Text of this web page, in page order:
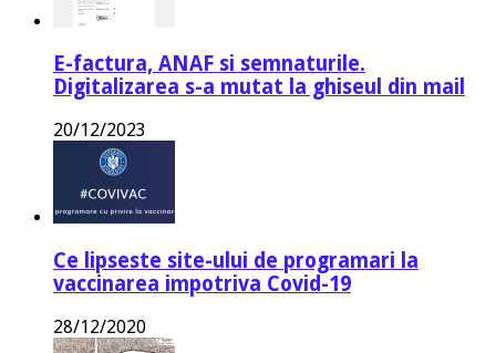
E-factura, ANAF si semnaturile.
Digitalizarea s-a mutat la ghiseul din mail
20/12/2023
Ce lipseste site-ului de programari la
vaccinarea impotriva Covid-19
28/12/2020